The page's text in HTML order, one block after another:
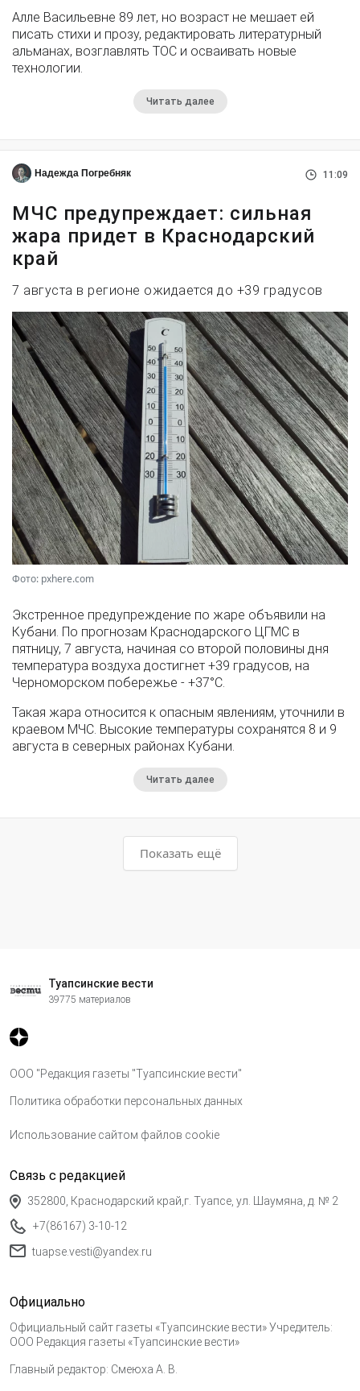
Алле Васильевне 89 лет, но возраст не мешает ей
писать стихи и прозу, редактировать литературный
альманах, возглавлять ТОС и осваивать новые
технологии.
Читать далее
Надежда Погребняк 11:09
МЧС предупреждает: сильная
жара придет в Краснодарский
край
7 августа в регионе ожидается до +39 градусов
Фото: pxhere.com
Экстренное предупреждение по жаре объявили на
Кубани. По прогнозам Краснодарского ЦГМС в
пятницу, 7 августа, начиная со второй половины дня
температура воздуха достигнет +39 градусов, на
Черноморском побережье - +37°­С.
Такая жара относится к опасным явлениям, уточнили в
краевом МЧС. Высокие температуры сохранятся 8 и 9
августа в северных районах Кубани.
Читать далее
Показать ещё
Туапсинские вести
39775 материалов
ООО "Редакция газеты "Туапсинские вести"
Политика обработки персональных данных
Использование сайтом файлов cookie
Связь с редакцией
352800, Краснодарский край,г. Туапсе, ул. Шаумяна, д. № 2
+7(86167) 3-10-12
tuapse.vesti@yandex.ru
Официально
Официальный сайт газеты «Туапсинские вести» Учредитель:
ООО Редакция газеты «Туапсинские вести»
Главный редактор: Смеюха А. В.